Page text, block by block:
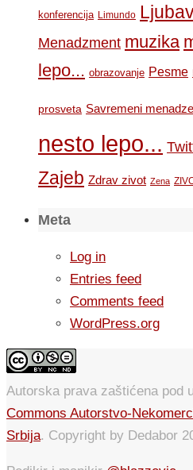
konferencija Limundo
Menadzment muzika
lepo... obrazovanje Pesme
prosveta Savremeni
nesto lepo...
Zajeb Zdrav zivot Zena
Meta
Log in
Entries feed
Comments feed
WordPress.org
Autorska prava zaštićena pod
Commons Autorstvo-
Srbija. Copyright by Dedabor